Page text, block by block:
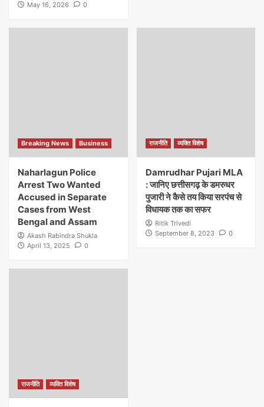
May 16, 2026
0
Breaking News Business
Naharlagun Police
Arrest Two Wanted
Accused in Separate
Cases from West
Bengal and Assam
Akash Rabindra Shukla
April 13, 2025
0
राजनीति व्यक्ति विशेष
Damrudhar Pujari MLA
: जानिए छत्तीसगढ़ के डमरुधर
पुजारी ने कैसे तय किया सरपंच से
विधायक तक का सफर
Ritik Trivedi
September 8, 2023
0
राजनीति व्यक्ति विशेष